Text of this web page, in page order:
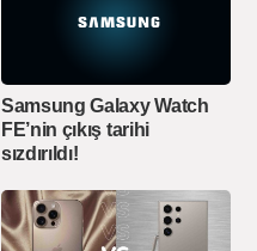
Samsung Galaxy Watch
FE’nin çıkış tarihi
sızdırıldı!